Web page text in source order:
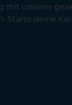
mit unserer
Starte deine